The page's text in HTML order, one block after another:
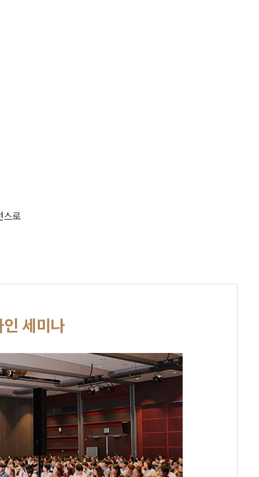
스로
세미나